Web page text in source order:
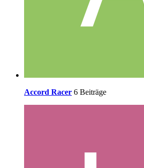
Accord Racer 6 Beiträge